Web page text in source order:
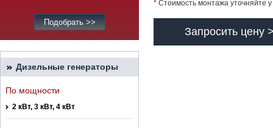
Дизельные генераторы
По мощности
2 кВт, 3 кВт, 4 кВт
* Стоимость монтажа уточняйте
Запросить цену